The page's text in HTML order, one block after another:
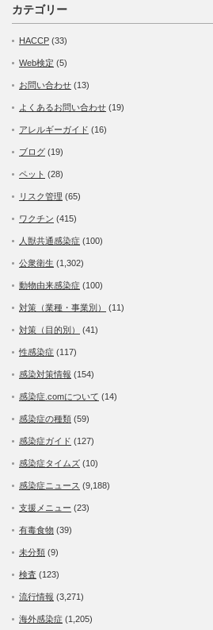
カテゴリー
HACCP (33)
Web検定 (5)
お問い合わせ (13)
よくあるお問い合わせ (19)
アレルギーガイド (16)
ブログ (19)
ペット (28)
リスク管理 (65)
ワクチン (415)
人獣共通感染症 (100)
公衆衛生 (1,302)
動物由来感染症 (100)
対策（業種・事業別） (11)
対策（目的別） (41)
性感染症 (117)
感染対策情報 (154)
感染症.comについて (14)
感染症の種類 (59)
感染症ガイド (127)
感染症タイムズ (10)
感染症ニュース (9,188)
支援メニュー (23)
有毒食物 (39)
未分類 (9)
検査 (123)
流行情報 (3,271)
海外感染症 (1,205)